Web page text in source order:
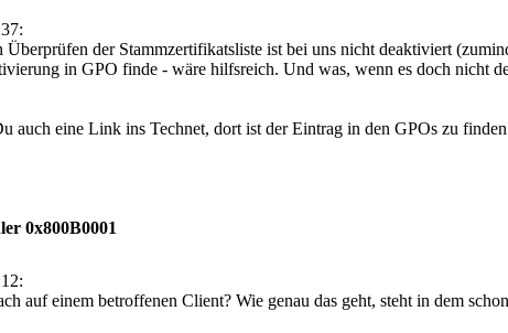
Überprüfen der Stammzertifikatsliste ist bei uns nicht deaktiviert
in GPO finde - wäre hilfsreich. Und was, wenn es doch nicht
auch eine Link ins Technet, dort ist der Eintrag in den GPOs zu
0x800B0001
auf einem betroffenen Client? Wie genau das geht, steht in dem